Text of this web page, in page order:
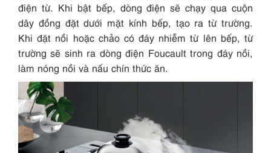
điện từ. Khi bật bếp, dòng điện sẽ chạy qua cuộn
dây đồng đặt dưới mặt kính bếp, tạo ra từ trường.
Khi đặt nồi hoặc chảo có đáy nhiễm từ lên bếp, từ
trường sẽ sinh ra dòng điện Foucault trong đáy nồi,
làm nóng nồi và nấu chín thức ăn.